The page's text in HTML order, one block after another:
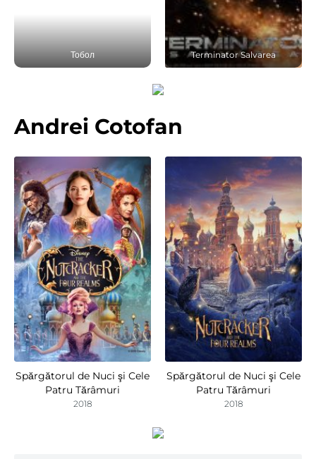
Тобол Terminator Salvarea
Andrei Cotofan
Spărgătorul de Nuci şi Cele
Patru Tărâmuri
2018
Spărgătorul de Nuci şi Cele
Patru Tărâmuri
2018